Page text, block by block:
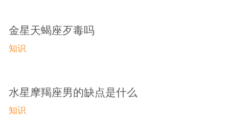
金星天蝎座歹毒吗
知识
水星摩羯座男的缺点是什么
知识